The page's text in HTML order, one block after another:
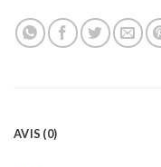
AVIS (0)